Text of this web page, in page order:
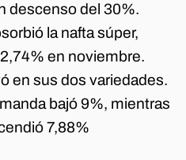
descenso del 30%.
la nafta súper,
en noviembre.
en sus dos variedades.
bajó 9%, mientras
7,88%